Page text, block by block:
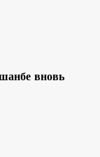
вновь